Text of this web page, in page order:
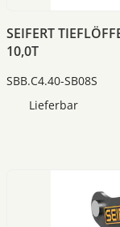
SEIFERT
10,0T
SBB.C4.40-SB08S
Lieferbar